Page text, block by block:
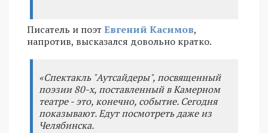
Писатель и поэт Евгений Касимов,
напротив, высказался довольно кратко.
«Спектакль "Аутсайдеры", посвященный
поэзии 80-х, поставленный в Камерном
театре - это, конечно, событие. Сегодня
показывают. Едут посмотреть даже из
Челябинска.